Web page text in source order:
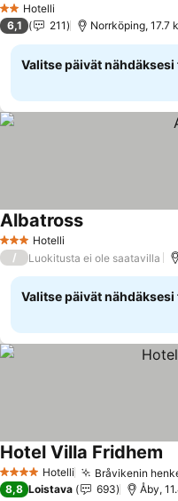
2 Tähtiluokitus
Hotelli
6,1 211 Norrköping, 17.7
Valitse päivät
3 Tähtiluokitus
Hotelli
Albatross
/ Luokitusta ei ole saatavilla
Valitse päivät
4 Tähtiluokitus
Hotelli Bråvikenin
Hotel Villa Fridhem
8,8 Loistava 693 Åby,